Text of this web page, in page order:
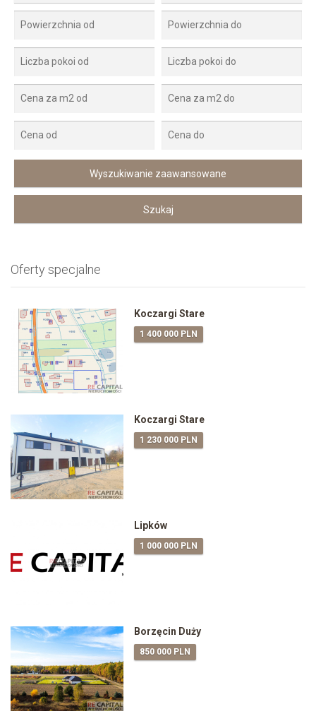
Oferty specjalne
Koczargi Stare
1 400 000 PLN
Koczargi Stare
1 230 000 PLN
Lipków
1 000 000 PLN
Borzęcin Duży
850 000 PLN